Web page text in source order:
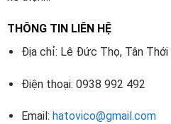
THÔNG TIN LIÊN HỆ
Địa chỉ: Lê Đức Thọ, Tân Thới
Điện thoại: 0938 992 492
Email: hatovico@gmail.com